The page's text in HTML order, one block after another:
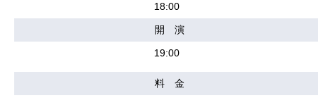
18:00
開 演
19:00
料 金